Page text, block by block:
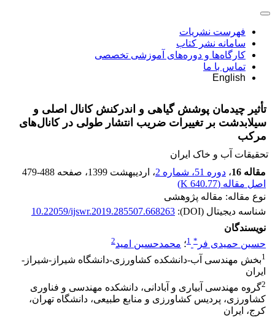
فهرست نشریات
سامانه نشر کتاب
کارگاه‌ها و دوره‌های آموزشی تخصصی
تماس با ما
English
تأثیر چیدمان پوشش گیاهی و اندرکنش کانال اصلی و
سیلابدشت بر تغییرات ضریب انتشار طولی در کانال‌های
مرکب
تحقیقات آب و خاک ایران
مقاله 16
، دوره 51، شماره 2 ، اردیبهشت 1399 ، صفحه 479-488
اصل مقاله (640.77 K
)
نوع مقاله: مقاله پژوهشی
شناسه دیجیتال (DOI):
10.22059/ijswr.2019.285507.668263
نویسندگان
حسین حمیدی فر *
1؛ محمدحسین امید2
1بخش مهندسی آب-دانشکده کشاورزی-دانشگاه شیراز-شیراز-
ایران
2گروه مهندسی آبیاری و آبادانی، دانشکده مهندسی و فناوری
کشاورزی، پردیس کشاورزی و منابع طبیعی، دانشگاه تهران،
کرج، ایران